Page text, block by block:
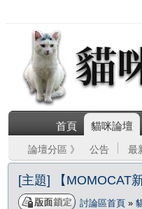
首頁 貓咪論壇
論壇分區 》 公告 最
[主題] 【MOMOCAT
討論區首頁 »